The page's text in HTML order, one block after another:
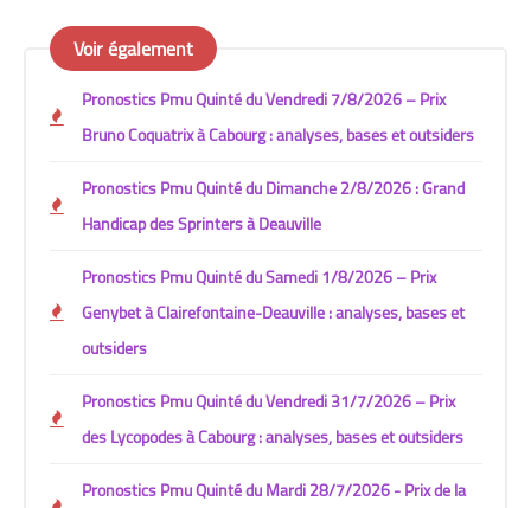
Voir également
Pronostics Pmu Quinté du Vendredi 7/8/2026 – Prix
Bruno Coquatrix à Cabourg : analyses, bases et outsiders
Pronostics Pmu Quinté du Dimanche 2/8/2026 : Grand
Handicap des Sprinters à Deauville
Pronostics Pmu Quinté du Samedi 1/8/2026 – Prix
Genybet à Clairefontaine-Deauville : analyses, bases et
outsiders
Pronostics Pmu Quinté du Vendredi 31/7/2026 – Prix
des Lycopodes à Cabourg : analyses, bases et outsiders
Pronostics Pmu Quinté du Mardi 28/7/2026 - Prix de la